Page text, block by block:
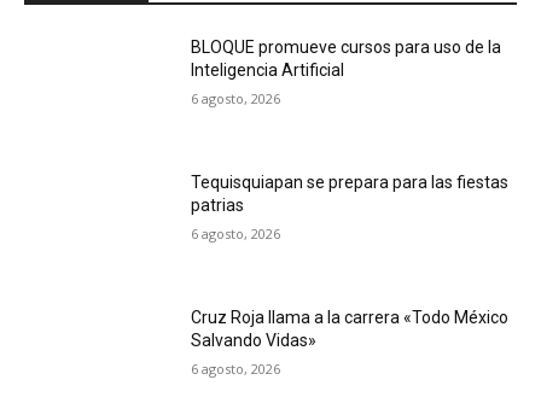
BLOQUE promueve cursos para uso de la
Inteligencia Artificial
6 agosto, 2026
Tequisquiapan se prepara para las fiestas
patrias
6 agosto, 2026
Cruz Roja llama a la carrera «Todo México
Salvando Vidas»
6 agosto, 2026